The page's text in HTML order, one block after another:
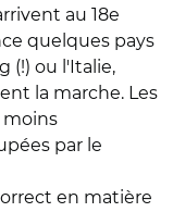
au 18e
quelques pays
(!) ou l'Italie,
la marche. Les
moins
par le
en matière